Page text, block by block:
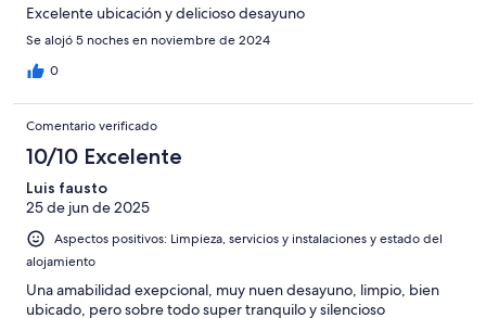
Excelente ubicación y delicioso desayuno
Se alojó 5 noches en noviembre de 2024
0
Comentario verificado
10/10 Excelente
Luis fausto
25 de jun de 2025
Aspectos positivos: Limpieza, servicios y instalaciones y estado del
alojamiento
Una amabilidad exepcional, muy nuen desayuno, limpio, bien
ubicado, pero sobre todo super tranquilo y silencioso